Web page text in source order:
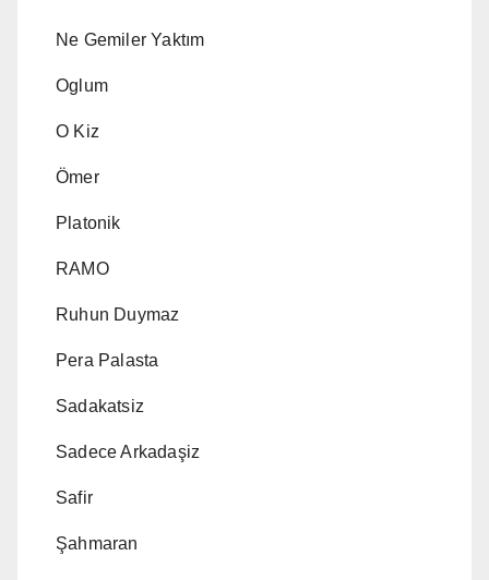
Ne Gemiler Yaktım
Oglum
O Kiz
Ömer
Platonik
RAMO
Ruhun Duymaz
Pera Palasta
Sadakatsiz
Sadece Arkadaşiz
Safir
Şahmaran